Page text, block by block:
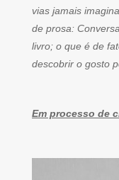
vias jamais
de prosa:
livro; o que é de
descobrir o gosto
Em processo de